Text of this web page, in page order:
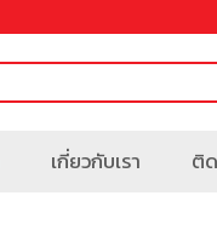
เกี่ยวกับเรา ติ